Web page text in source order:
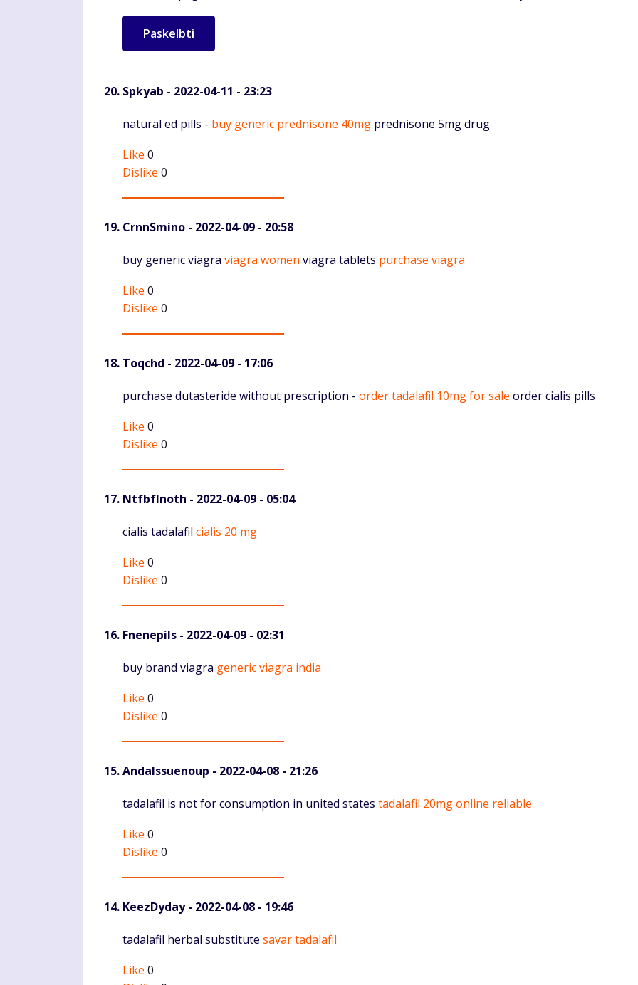
Spkyab - 2022-04-11 - 23:23
Komentaras
natural ed pills - buy generic prednisone 40mg prednisone 5mg drug
Like 0
Dislike 0
CrnnSmino - 2022-04-09 - 20:58
Komentaras
buy generic viagra viagra women viagra tablets purchase viagra
Like 0
Dislike 0
Toqchd - 2022-04-09 - 17:06
Komentaras
purchase dutasteride without prescription - order tadalafil 10mg for sale order cialis pills
Like 0
Dislike 0
NtfbfInoth - 2022-04-09 - 05:04
Komentaras
cialis tadalafil cialis 20 mg
Like 0
Dislike 0
Fnenepils - 2022-04-09 - 02:31
Komentaras
buy brand viagra generic viagra india
Like 0
Dislike 0
AndaIssuenoup - 2022-04-08 - 21:26
Komentaras
tadalafil is not for consumption in united states tadalafil 20mg online reliable
Like 0
Dislike 0
KeezDyday- 2022-04-08 - 19:46
Komentaras
tadalafil herbal substitute savar tadalafil
Like 0